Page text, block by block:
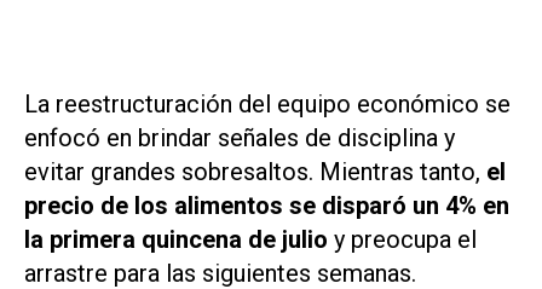
La reestructuración del equipo económico se
enfocó en brindar señales de disciplina y
evitar grandes sobresaltos. Mientras tanto, el
precio de los alimentos se disparó un 4% en
la primera quincena de julio y preocupa el
arrastre para las siguientes semanas.